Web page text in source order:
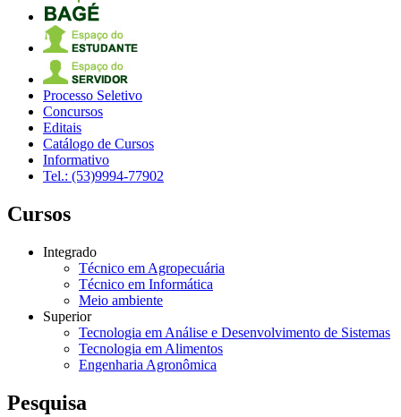
Processo Seletivo
Concursos
Editais
Catálogo de Cursos
Informativo
Tel.: (53)9994-77902
Cursos
Integrado
Técnico em Agropecuária
Técnico em Informática
Meio ambiente
Superior
Tecnologia em Análise e Desenvolvimento de Sistemas
Tecnologia em Alimentos
Engenharia Agronômica
Pesquisa